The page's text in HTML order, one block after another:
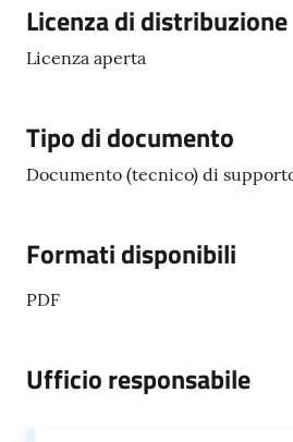
Menu selezionato
Vivere
C
e
r
f
i
c
Descrizione
Licenza di distribuzione
Licenza aperta
Tipo di documento
Documento (tecnico) di
Formati disponibili
PDF
Ufficio responsabile